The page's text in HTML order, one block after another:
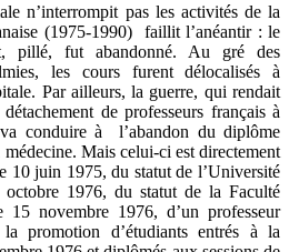
n’interrompit pas les activités de la
(1975-1990) faillit l’anéantir : le
pillé, fut abandonné. Au gré des
les cours furent délocalisés à
Par ailleurs, la guerre, qui rendait
de professeurs français à
conduire à l’abandon du diplôme
Mais celui-ci est directement
10 juin 1975, du statut de l’Université
1976, du statut de la Faculté
15 novembre 1976, d’un professeur
promotion d’étudiants entrés à la